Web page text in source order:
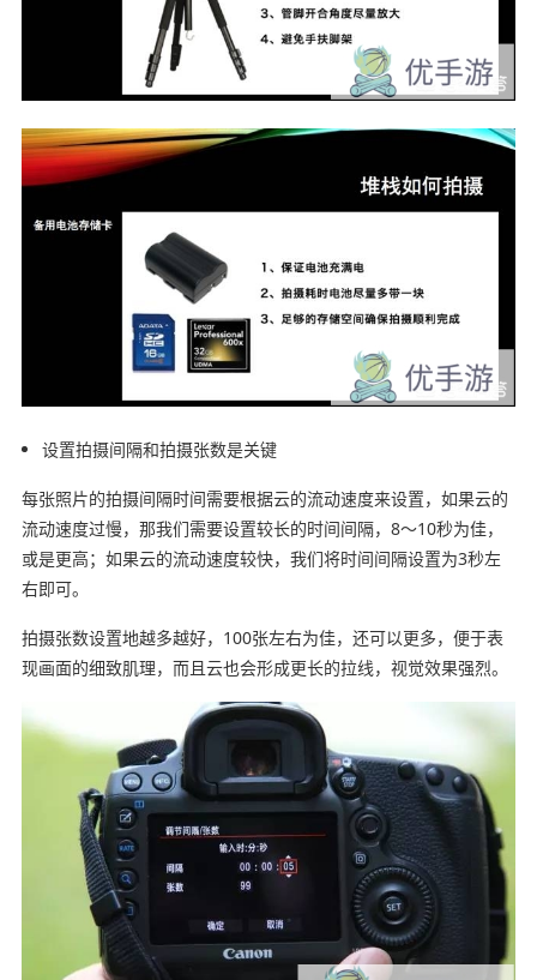
设置拍摄间隔和拍摄张数是关键
每张照片的拍摄间隔时间需要根据云的流动速度来设置，如果云的
流动速度过慢，那我们需要设置较长的时间间隔，8～10秒为佳，
或是更高；如果云的流动速度较快，我们将时间间隔设置为3秒左
右即可。
拍摄张数设置地越多越好，100张左右为佳，还可以更多，便于表
现画面的细致肌理，而且云也会形成更长的拉线，视觉效果强烈。